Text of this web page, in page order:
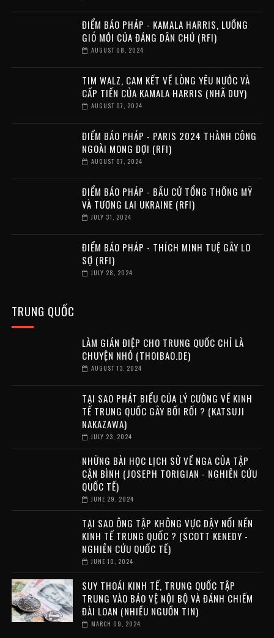
ĐIỂM BÁO PHÁP - KAMALA HARRIS, LUỒNG
GIÓ MỚI CỦA ĐẢNG DÂN CHỦ (RFI)
AUGUST 08, 2024
TIM WALZ, CAM KẾT VỀ LÒNG YÊU NƯỚC VÀ
CẤP TIẾN CỦA KAMALA HARRIS (NHÃ DUY)
AUGUST 07, 2024
ĐIỂM BÁO PHÁP - PARIS 2024 THÀNH CÔNG
NGOÀI MONG ĐỢI (RFI)
AUGUST 07, 2024
ĐIỂM BÁO PHÁP - BẦU CỬ TỔNG THỐNG MỸ
VÀ TƯƠNG LAI UKRAINE (RFI)
JULY 31, 2024
ĐIỂM BÁO PHÁP - THÍCH MINH TUỆ GÂY LO
SỢ (RFI)
JULY 28, 2024
TRUNG QUỐC
LÀM GIÁN ĐIỆP CHO TRUNG QUỐC CHỈ LÀ
CHUYỆN NHỎ (THOIBAO.DE)
AUGUST 13, 2024
TẠI SAO PHÁT BIỂU CỦA LÝ CƯỜNG VỀ KINH
TẾ TRUNG QUỐC GÂY BỐI RỐI ? (KATSUJI
NAKAZAWA)
JULY 23, 2024
NHỮNG BÀI HỌC LỊCH SỬ VỀ NGA CỦA TẬP
CẬN BÌNH (JOSEPH TORIGIAN - NGHIÊN CỨU
QUỐC TẾ)
JUNE 29, 2024
TẠI SAO ÔNG TẬP KHÔNG VỰC DẬY NỔI NỀN
KINH TẾ TRUNG QUỐC ? (SCOTT KENEDY -
NGHIÊN CỨU QUỐC TẾ)
JUNE 10, 2024
SUY THOÁI KINH TẾ, TRUNG QUỐC TẬP
TRUNG VÀO BẢO VỆ NỘI BỘ VÀ ĐÁNH CHIẾM
ĐÀI LOAN (NHIỀU NGUỒN TIN)
MARCH 09, 2024